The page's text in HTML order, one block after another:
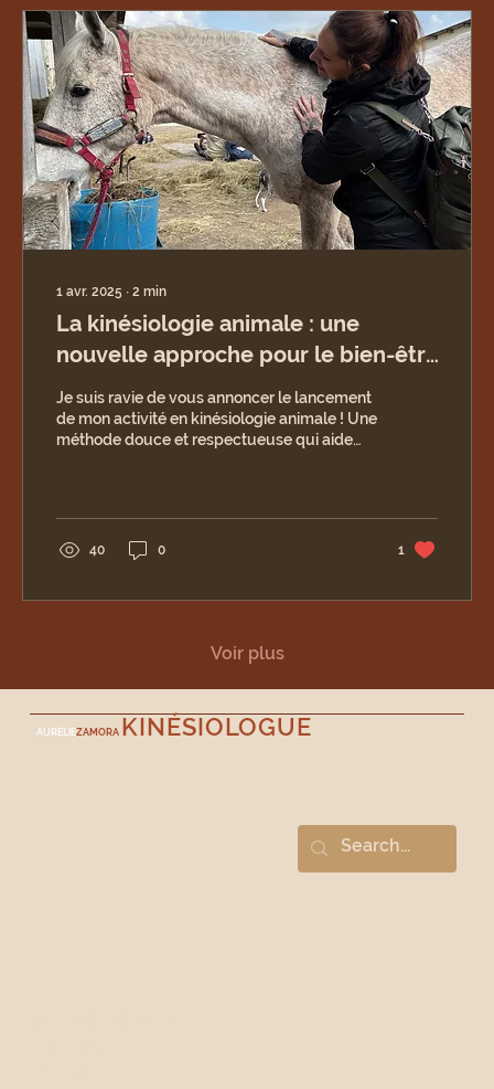
1 avr. 2025 ∙ 2 min
La kinésiologie animale : une
nouvelle approche pour le bien-être
de votre compagnon
Je suis ravie de vous annoncer le lancement
de mon activité en kinésiologie animale ! Une
méthode douce et respectueuse qui aide
40 0 1
Voir plus
AURÉLIEZAMORA KINÉSIOLOGUE